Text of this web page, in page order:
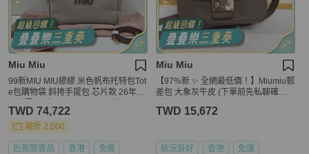
Miu Miu
99新MIU MIU繆繆 米色帆布托特包Tot
e包購物袋 斜挎手提包 芯片款 26年3
袋 小票。
TWD 74,722
現折 2,000
近新閒置品 香港 免運
Miu Miu
【97%新 ✨ 全網最低價！】Miumiu郵
差包 大象灰牛皮 (下單前先私聊確認
TWD 15,672
狀況良好 香港 免運